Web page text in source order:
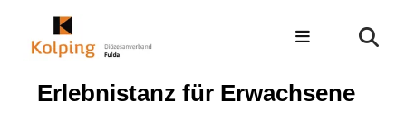
Erlebnistanz für Erwachsene